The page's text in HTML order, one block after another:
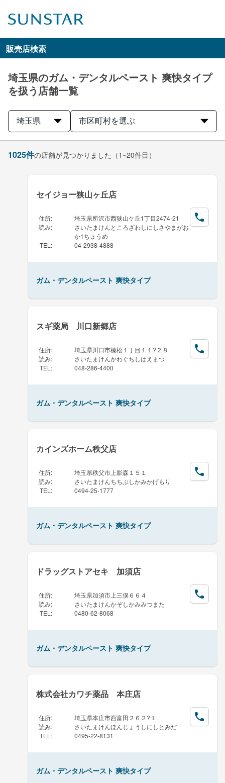
販売店検索
埼玉県のガム・デンタルペースト 爽快タイプ
を扱う店舗一覧
埼玉県 市区町村を選ぶ
1025件の店舗が見つかりました （1~20件目）
セイジョー狭山ヶ丘店
住所:
埼玉県所沢市西狭山ケ丘1丁目2474-21
読み:
さいたまけんところざわしにしさやまがお
か1ちょうめ
TEL : 04-2938-4888
ガム・デンタルペースト 爽快タイプ
スギ薬局 川口新郷店
住所:
埼玉県川口市榛松１丁目１１?２８
読み:
さいたまけんかわぐちしはえまつ
TEL : 048-286-4400
ガム・デンタルペースト 爽快タイプ
カインズホーム秩父店
住所:
埼玉県秩父市上影森１５１
読み:
さいたまけんちちぶしかみかげもり
TEL : 0494-25-1777
ガム・デンタルペースト 爽快タイプ
ドラッグストアセキ 加須店
住所:
埼玉県加須市上三俣６６４
読み:
さいたまけんかぞしかみみつまた
TEL : 0480-62-8068
ガム・デンタルペースト 爽快タイプ
株式会社カワチ薬品 本庄店
住所:
埼玉県本庄市西富田２６２?１
読み:
さいたまけんほんじょうしにしとみだ
TEL : 0495-22-8131
ガム・デンタルペースト 爽快タイプ